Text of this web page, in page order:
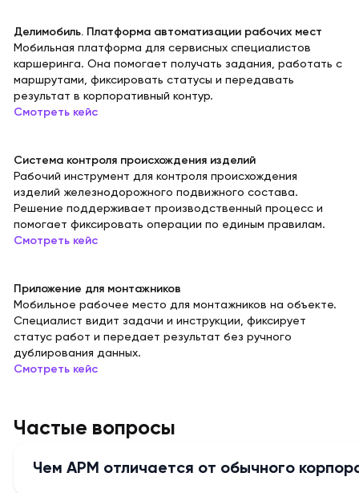
Делимобиль. Платформа автоматизации рабочих мест
Мобильная платформа для сервисных специалистов
каршеринга. Она помогает получать задания, работать с
маршрутами, фиксировать статусы и передавать
результат в корпоративный контур.
Смотреть кейс
Система контроля происхождения изделий
Рабочий инструмент для контроля происхождения
изделий железнодорожного подвижного состава.
Решение поддерживает производственный процесс и
помогает фиксировать операции по единым правилам.
Смотреть кейс
Приложение для монтажников
Мобильное рабочее место для монтажников на объекте.
Специалист видит задачи и инструкции, фиксирует
статус работ и передает результат без ручного
дублирования данных.
Смотреть кейс
Частые вопросы
Чем АРМ отличается от обычного